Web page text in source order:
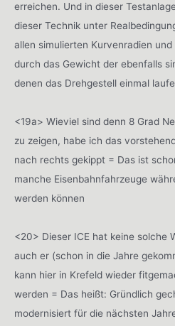
erreichen. Und in dieser
dieser Technik unter
allen simulierten Kurvenradien
durch das Gewicht der ebenfalls
denen das Drehgestell einmal
<19a> Wieviel sind denn 8 Grad
zu zeigen, habe ich das
nach rechts gekippt = Das ist
manche Eisenbahnfahrzeuge
werden können
<20> Dieser ICE hat keine solche
auch er (schon in die Jahre
kann hier in Krefeld wieder
werden = Das heißt: Gründlich
modernisiert für die nächsten